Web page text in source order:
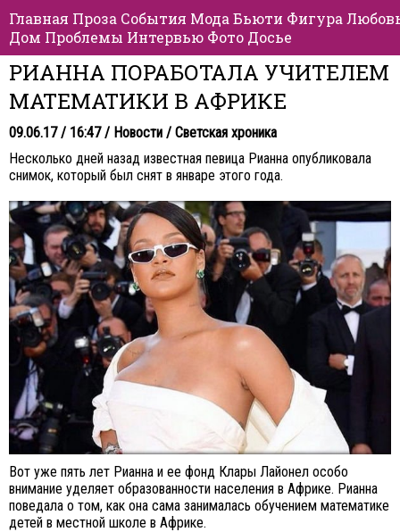
Главная Проза События Мода Бьюти Фигура
Дом Проблемы Интервью Фото Досье
РИАННА ПОРАБОТАЛА УЧИТЕЛЕМ
МАТЕМАТИКИ В АФРИКЕ
09.06.17 / 16:47 / Новости / Светская хроника
Несколько дней назад известная певица Рианна опубликовала
снимок, который был снят в январе этого года.
Вот уже пять лет Рианна и ее фонд Клары Лайонел особо
внимание уделяет образованности населения в Африке. Рианна
поведала о том, как она сама занималась обучением математике
детей в местной школе в Африке.